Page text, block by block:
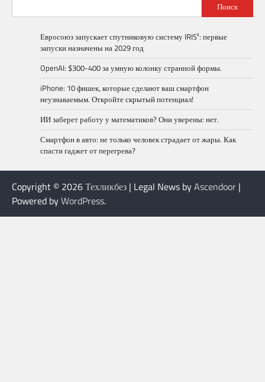
Поиск
Евросоюз запускает спутниковую систему IRIS²: первые
запуски назначены на 2029 год
OpenAI: $300-400 за умную колонку странной формы.
iPhone: 10 фишек, которые сделают ваш смартфон
неузнаваемым. Откройте скрытый потенциал!
ИИ заберет работу у математиков? Они уверены: нет.
Смартфон в авто: не только человек страдает от жары. Как
спасти гаджет от перегрева?
Copyright © 2026Техликбез | Legal News byAscendoor |
Powered byWordPress.